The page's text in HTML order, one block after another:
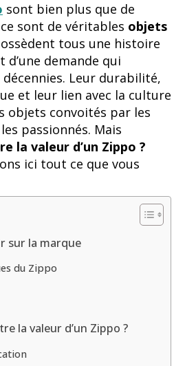
sont bien plus que de
sont de véritables objets
tous une histoire
d’une demande qui
Leur durabilité,
et leur lien avec la culture
objets convoités par les
passionnés. Mais
la valeur d’un Zippo ?
ici tout ce que vous
sur la marque
du Zippo
la valeur d’un Zippo ?